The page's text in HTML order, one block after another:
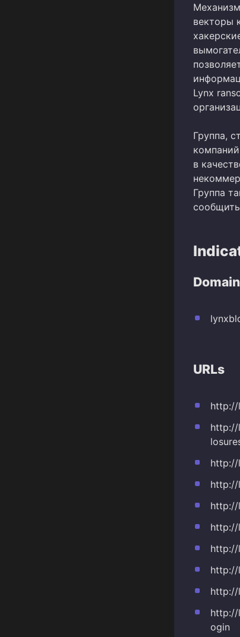
векторы
Lynx
Группа,
в
Группа
URLs
http://
http://
http://
http://
http://
http://
http://
http://
http://
http://
ogin